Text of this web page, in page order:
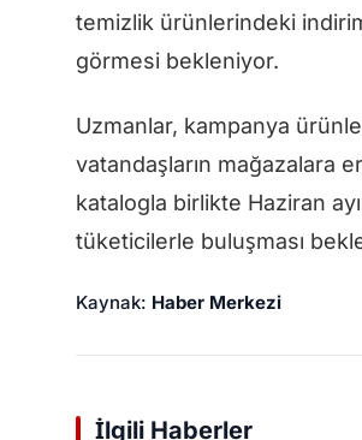
temizlik ürünlerindeki
görmesi bekleniyor.
Uzmanlar, kampanya
vatandaşların mağazalara
katalogla birlikte Haziran
tüketicilerle buluşması
Kaynak: Haber Merkezi
İlgili Haberler